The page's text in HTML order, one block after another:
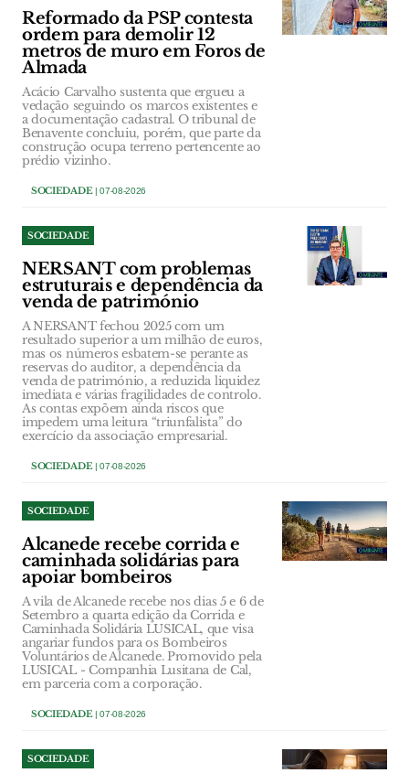
Reformado da PSP contesta
ordem para demolir 12
metros de muro em Foros de
Almada
Acácio Carvalho sustenta que ergueu a
vedação seguindo os marcos existentes e
a documentação cadastral. O tribunal de
Benavente concluiu, porém, que parte da
construção ocupa terreno pertencente ao
prédio vizinho.
SOCIEDADE| 07-08-2026
SOCIEDADE
NERSANT com problemas
estruturais e dependência da
venda de património
A NERSANT fechou 2025 com um
resultado superior a um milhão de euros,
mas os números esbatem-se perante as
reservas do auditor, a dependência da
venda de património, a reduzida liquidez
imediata e várias fragilidades de controlo.
As contas expõem ainda riscos que
impedem uma leitura “triunfalista” do
exercício da associação empresarial.
SOCIEDADE| 07-08-2026
SOCIEDADE
Alcanede recebe corrida e
caminhada solidárias para
apoiar bombeiros
A vila de Alcanede recebe nos dias 5 e 6 de
Setembro a quarta edição da Corrida e
Caminhada Solidária LUSICAL, que visa
angariar fundos para os Bombeiros
Voluntários de Alcanede. Promovido pela
LUSICAL - Companhia Lusitana de Cal,
em parceria com a corporação.
SOCIEDADE| 07-08-2026
SOCIEDADE